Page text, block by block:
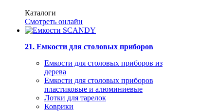
Каталоги
Смотреть онлайн
21. Емкости для столовых приборов
Емкости для столовых приборов из
дерева
Емкости для столовых приборов
пластиковые и алюминиевые
Лотки для тарелок
Коврики